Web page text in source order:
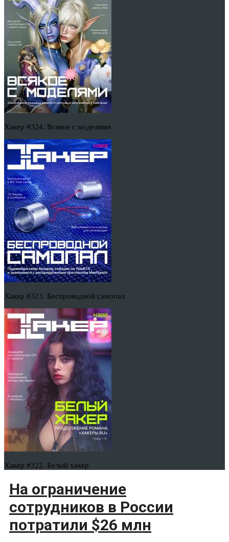
Хакер #324. Всякое с моделями
Хакер #323. Беспроводной самопал
Хакер #322. Белый хакер
На ограничение
сотрудников в России
потратили $26 млн